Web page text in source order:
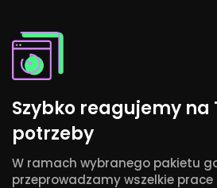
Szybko reagujemy na
potrzeby
W ramach wybranego pakietu
przeprowadzamy wszelkie